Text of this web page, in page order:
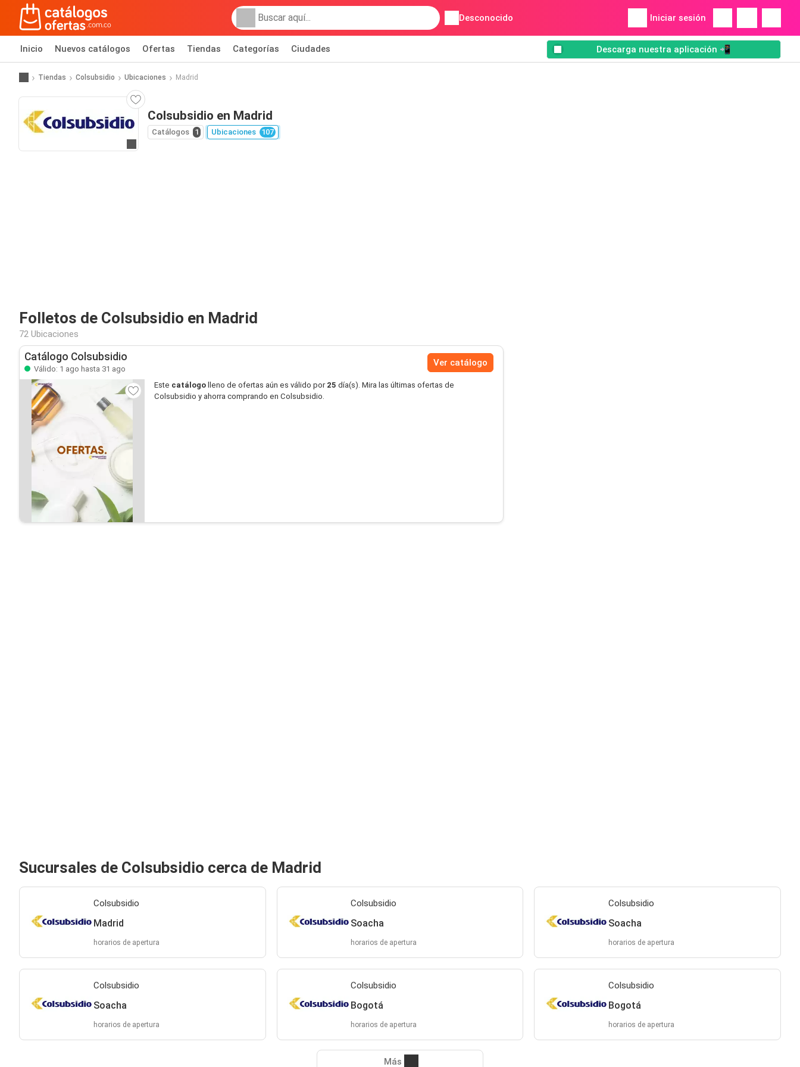
Desconocido Iniciar sesión
Inicio Nuevos catálogos Ofertas Tiendas Categorías Ciudades Descarga nuestra aplicación 📲
Tiendas Colsubsidio Ubicaciones Madrid
Colsubsidio en Madrid
Catálogos 1 Ubicaciones 107
Folletos de Colsubsidio en Madrid
72 Ubicaciones
Catálogo Colsubsidio
Válido: 1 ago hasta 31 ago
Ver catálogo
Este catálogo lleno de ofertas aún es válido por 25 día(s). Mira las últimas ofertas de
Colsubsidio y ahorra comprando en Colsubsidio.
Sucursales de Colsubsidio cerca de Madrid
Colsubsidio
Madrid
horarios de apertura
Colsubsidio
Soacha
horarios de apertura
Colsubsidio
Soacha
horarios de apertura
Colsubsidio
Soacha
horarios de apertura
Colsubsidio
Bogotá
horarios de apertura
Colsubsidio
Bogotá
horarios de apertura
Más